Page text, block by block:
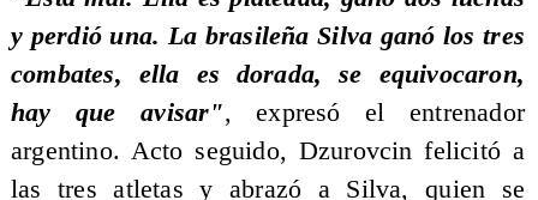
y perdió una. La brasileña Silva ganó los tres
combates, ella es dorada, se equivocaron,
hay que avisar", expresó el entrenador
argentino. Acto seguido, Dzurovcin felicitó a
las tres atletas y abrazó a Silva, quien se